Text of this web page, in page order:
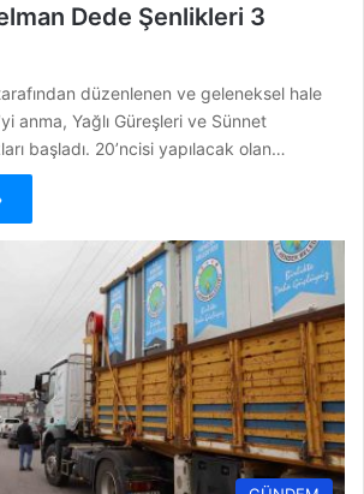
Dede Şenlikleri 3
düzenlenen ve geleneksel hale
anma, Yağlı Güreşleri ve Sünnet
başladı. 20’ncisi yapılacak olan…